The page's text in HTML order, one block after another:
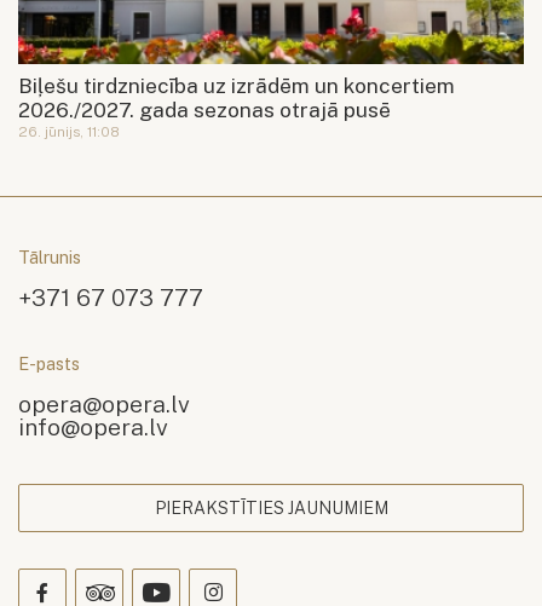
Biļešu tirdzniecība uz izrādēm un koncertiem
2026./2027. gada sezonas otrajā pusē
26. jūnijs, 11:08
Tālrunis
+371 67 073 777
E-pasts
opera@opera.lv
info@opera.lv
PIERAKSTĪTIES JAUNUMIEM